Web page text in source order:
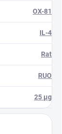
OX-81
IL-4
Rat
RUO
25 μg